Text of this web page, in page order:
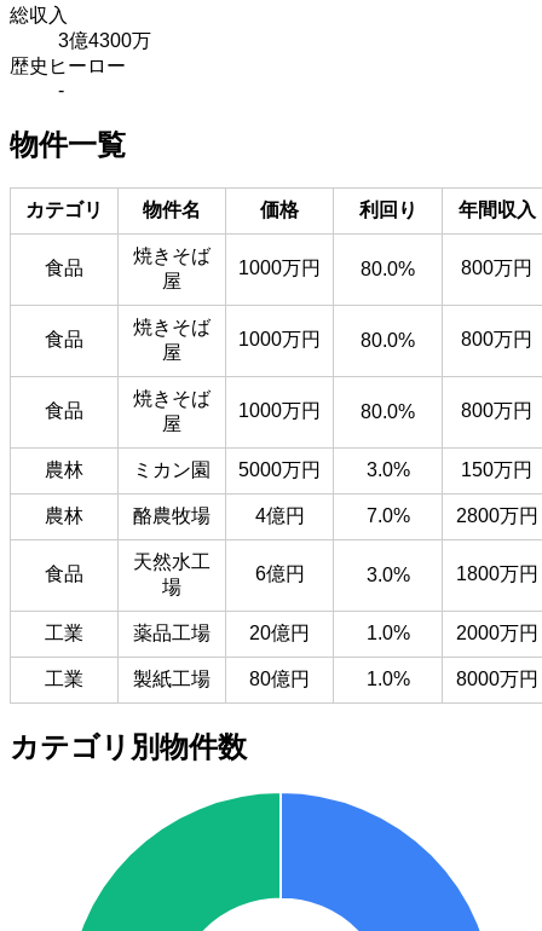
総収入
3億4300万
歴史ヒーロー
-
物件一覧
カテゴリ 物件名 価格 利回り 年間収入
食品
焼きそば
屋
1000万円 80.0% 800万円
食品
焼きそば
屋
1000万円 80.0% 800万円
食品
焼きそば
屋
1000万円 80.0% 800万円
農林 ミカン園 5000万円 3.0% 150万円
農林 酪農牧場 4億円 7.0% 2800万円
食品
天然水工
場
6億円 3.0% 1800万円
工業 薬品工場 20億円 1.0% 2000万円
工業 製紙工場 80億円 1.0% 8000万円
カテゴリ別物件数